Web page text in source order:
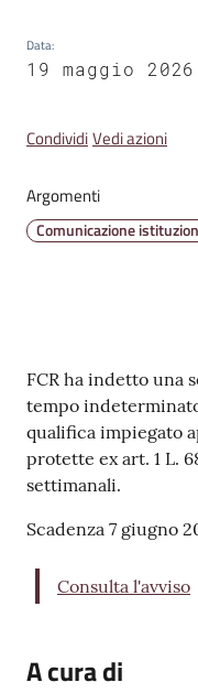
Tutti
argomenti
T
m
o
E
v
e
Data:
19 maggio 2026
CondividiVedi azioni
Argomenti
Comunicazione
Contenuto
FCR ha indetto una
tempo
qualifica impiegato
protette ex art. 1 L.
settimanali.
Scadenza 7 giugno
Consulta l'avviso
A cura di